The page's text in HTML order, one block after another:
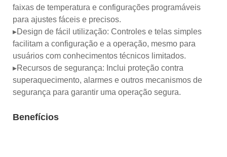
faixas de temperatura e configurações programáveis ​​
para ajustes fáceis e precisos.
▸Design de fácil utilização: Controles e telas simples
facilitam a configuração e a operação, mesmo para
usuários com conhecimentos técnicos limitados.
▸Recursos de segurança: Inclui proteção contra
superaquecimento, alarmes e outros mecanismos de
segurança para garantir uma operação segura.
Benefícios